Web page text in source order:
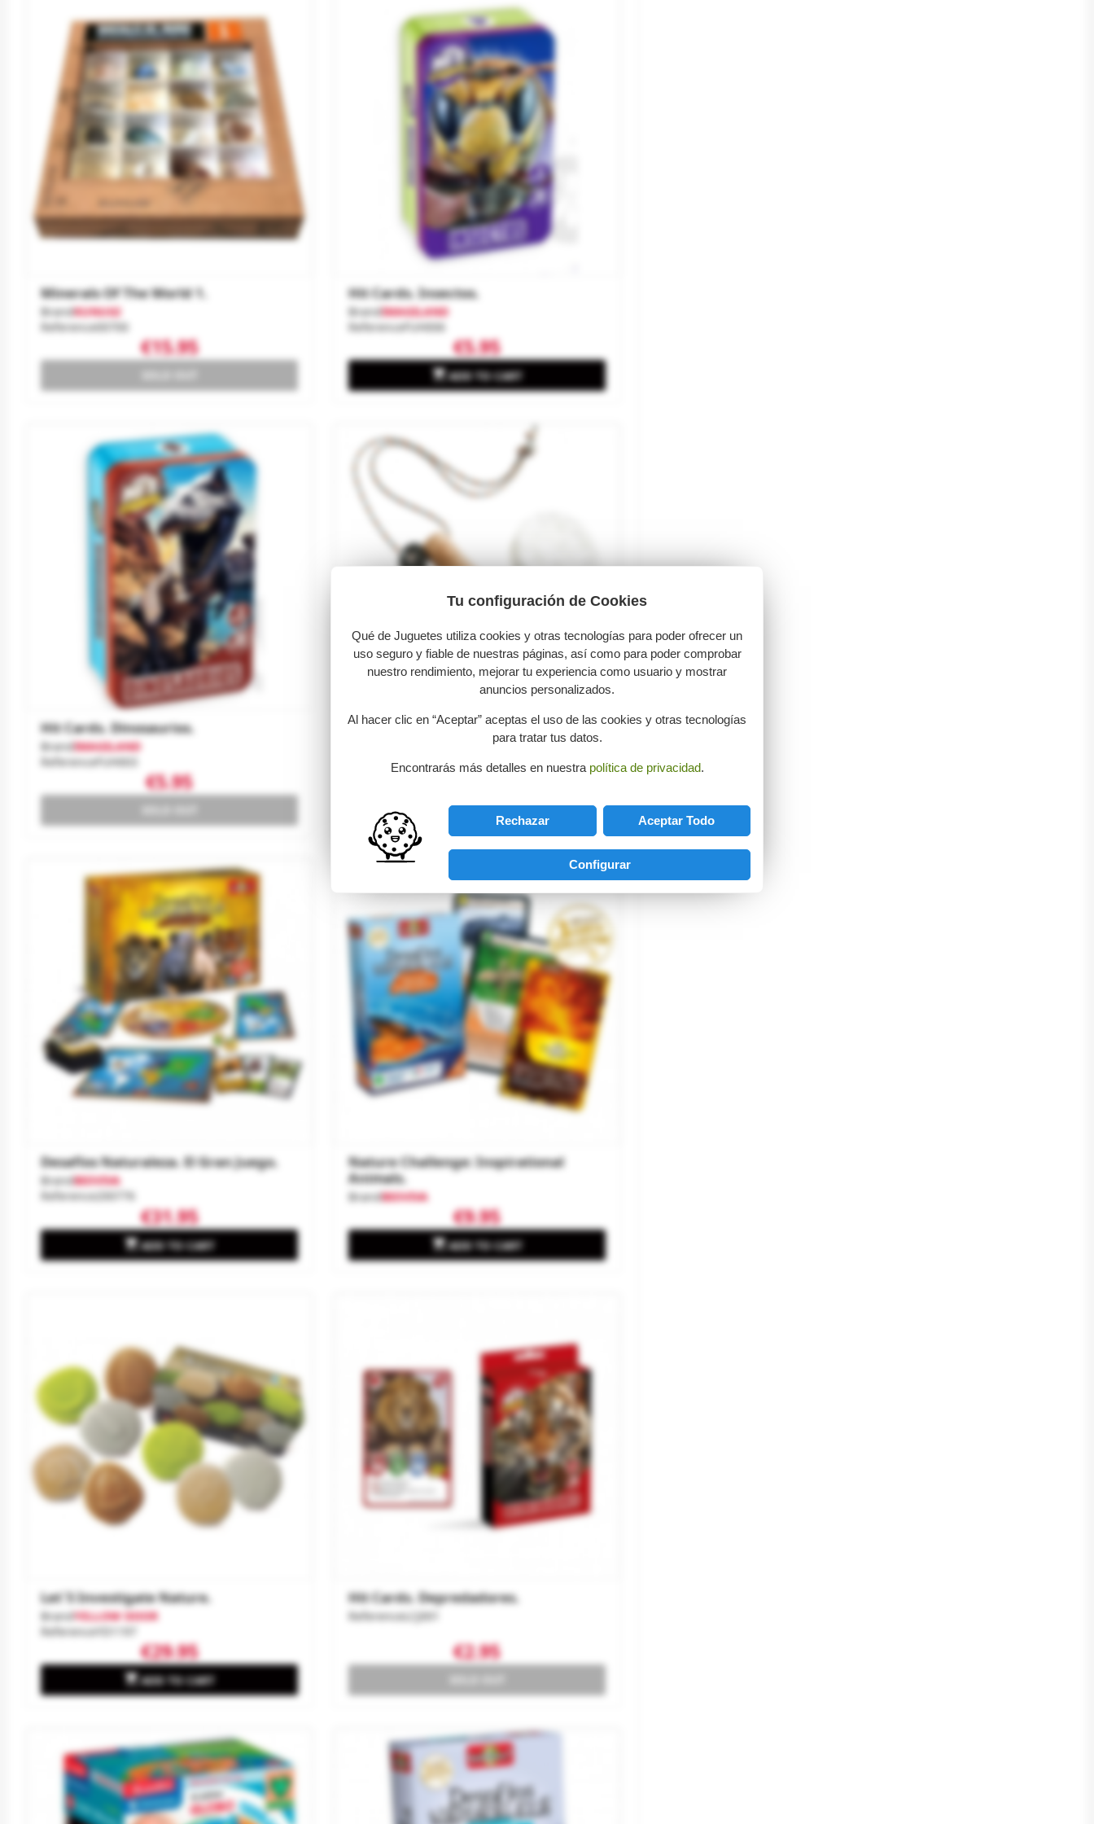
Minerals Of The World 1.
BrandKUNUGI
Reference00700
€15.95
Hit Cards. Insectos.
BrandIMAGILAND
ReferenceFUH006
€5.95
ADD TO CART
Hit Cards. Dinosaurios.
BrandIMAGILAND
ReferenceFUH003
€5.95
Terra Kids Fire-Starting Set.
Reference303527
ADD TO CART
Desafíos Naturaleza. El Gran Juego.
BrandBIOVIVA
Reference200776
€31.95
ADD TO CART
Nature Challenge: Inspirational
Animals.
BrandBIOVIVA
€9.95
ADD TO CART
Let´s Investigate Nature.
BrandYELLOW DOOR
ReferenceYD1197
€29.95
ADD TO CART
Hit Cards. Depredadores.
ReferenceLCJ001
€2.95
Tu configuración de Cookies
Qué de Juguetes utiliza cookies y otras tecnologías para poder ofrecer un
uso seguro y fiable de nuestras páginas, así como para poder comprobar
nuestro rendimiento, mejorar tu experiencia como usuario y mostrar
anuncios personalizados.
Al hacer clic en “Aceptar” aceptas el uso de las cookies y otras tecnologías
para tratar tus datos.
Encontrarás más detalles en nuestra política de privacidad.
Aceptar Todo
Configurar
Rechazar